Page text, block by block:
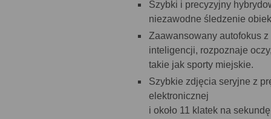
Szybki i precyzyjny
niezawodne śledzenie
Zaawansowany autofokus
inteligencji, rozpoznaje
takie jak sporty miejskie.
Szybkie zdjęcia seryjne z
elektronicznej
i około 11 klatek na